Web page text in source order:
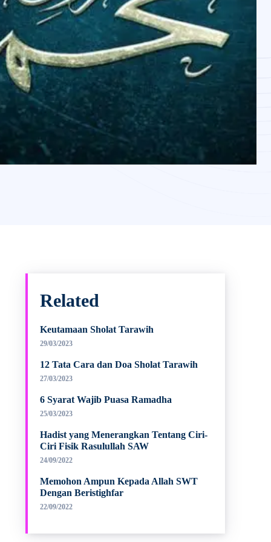
Related
Keutamaan Sholat Tarawih
29/03/2023
12 Tata Cara dan Doa Sholat Tarawih
27/03/2023
6 Syarat Wajib Puasa Ramadha
25/03/2023
Hadist yang Menerangkan Tentang Ciri-
Ciri Fisik Rasulullah SAW
24/09/2022
Memohon Ampun Kepada Allah SWT
Dengan Beristighfar
22/09/2022